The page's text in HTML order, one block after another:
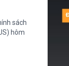
sách
hôm